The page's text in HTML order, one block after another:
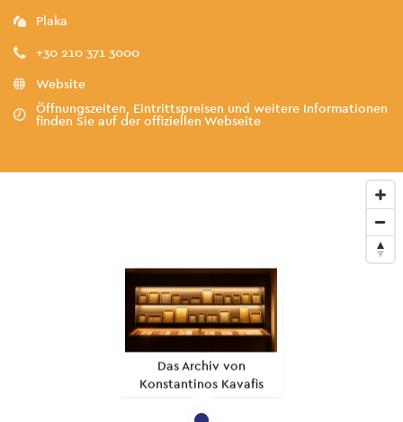
Plaka
+30 210 371 3000
Website
Öffnungszeiten, Eintrittspreisen und weitere Informationen
finden Sie auf der offiziellen Webseite
Das Archiv von
Konstantinos Kavafis